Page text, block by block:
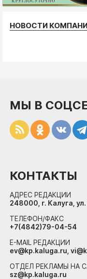
НОВОСТИ
МЫ В
КОНТАКТЫ
АДРЕС РЕДАКЦИИ
248000, г. Калуга,
ТЕЛЕФОН/ФАКС
+7(4842)79-04-54
E-MAIL РЕДАКЦИИ
ev@kp.kaluga.ru,
ОТДЕЛ РЕКЛАМЫ НА
sz@kp.kaluga.ru